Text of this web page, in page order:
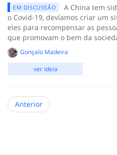
EM DISCUSSÃO
A China tem
o Covid-19, devíamos criar um
eles para recompensar as
que promovam o bem da
Gonçalo Madeira
ver ideia
Anterior